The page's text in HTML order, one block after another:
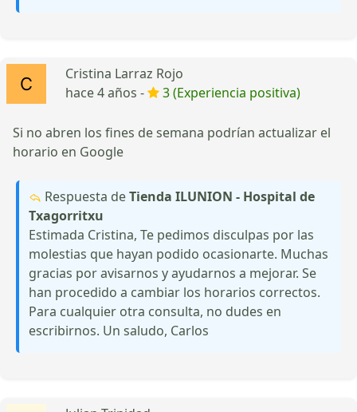
Cristina Larraz Rojo
hace 4 años -
3 (Experiencia positiva)
Si no abren los fines de semana podrían actualizar el
horario en Google
Respuesta deTienda ILUNION - Hospital de
Txagorritxu
Estimada Cristina, Te pedimos disculpas por las
molestias que hayan podido ocasionarte. Muchas
gracias por avisarnos y ayudarnos a mejorar. Se
han procedido a cambiar los horarios correctos.
Para cualquier otra consulta, no dudes en
escribirnos. Un saludo, Carlos